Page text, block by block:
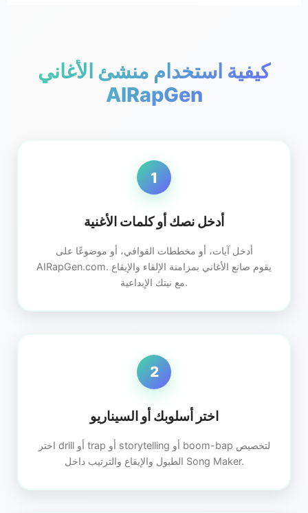
كيفية استخدام منشئ الأغاني
AIRapGen
1
أدخل نصك أو كلمات الأغنية
أدخل آيات، أو مخططات القوافي، أو موضوعًا على
AIRapGen.com. يقوم صانع الأغاني بمزامنة الإلقاء والإيقاع
مع نيتك الإبداعية.
2
اختر أسلوبك أو السيناريو
اختر drill أو trap أو storytelling أو boom-bap لتخصيص
الطبول والإيقاع والترتيب داخل Song Maker.